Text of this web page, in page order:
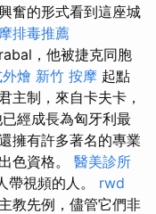
奮的形式看到這座城
排毒推薦
，他被捷克同胞
燴 新竹 按摩 起點
主制，來自卡夫卡，
經成長為匈牙利最
擁有許多著名的專業
色資格。 醫美診所
帶視頻的人。 rwd
教先例，儘管它們非